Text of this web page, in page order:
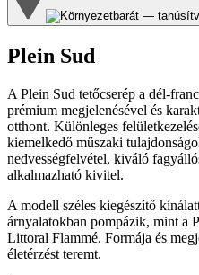
Plein Sud
A Plein Sud tetőcserép a dél-
prémium megjelenésével és
otthont. Különleges
kiemelkedő műszaki
nedvességfelvétel, kiváló
alkalmazható kivitel.
A modell széles kiegészítő
árnyalatokban pompázik, mint a
Littoral Flammé. Formája és
életérzést teremt.